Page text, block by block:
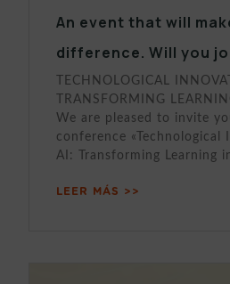
An event that will
difference. Will you
TECHNOLOGICAL
TRANSFORMING
We are pleased to invite
conference «Technological
AI: Transforming Learning
LEER MÁS >>